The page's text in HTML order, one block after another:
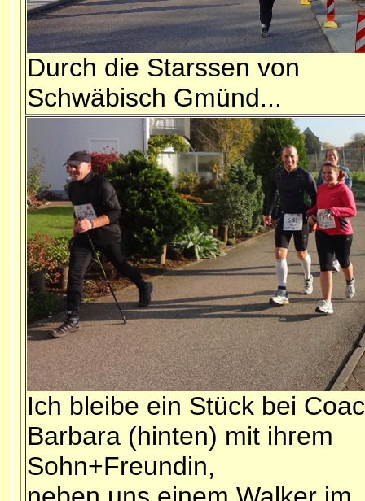
Durch die Starssen von
Schwäbisch Gmünd...
Ich bleibe ein Stück bei
Barbara (hinten) mit ihrem
Sohn+Freundin,